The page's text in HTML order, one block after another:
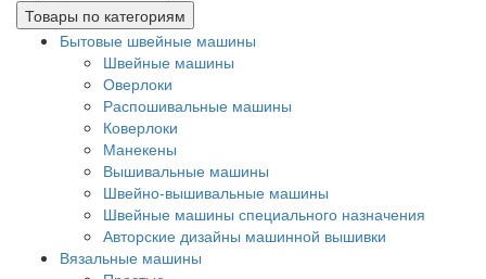
Товары по категориям
Бытовые швейные машины
Швейные машины
Оверлоки
Распошивальные машины
Коверлоки
Манекены
Вышивальные машины
Швейно-вышивальные машины
Швейные машины специального назначения
Авторские дизайны машинной вышивки
Вязальные машины